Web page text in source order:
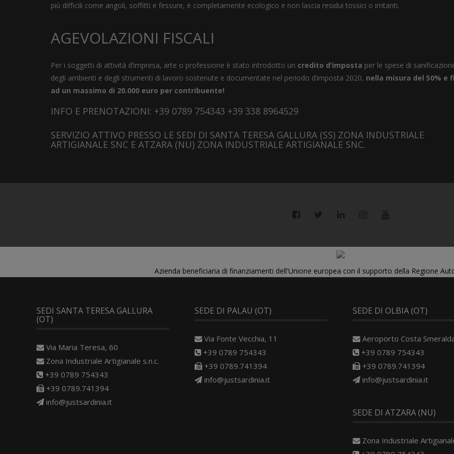
più difficili come angoli, soffitti e fessure, è completamente ecologico e non lascia residui tossici o irritanti.
AGEVOLAZIONI FISCALI
Per i soggetti di attività d’impresa, arte o professione è stato introdotto un credito d’imposta per le spese di
degli ambienti e degli strumenti di lavoro sostenute e documentate nel periodo d’imposta 2020, nella misura del 50% e
ad un massimo di 20.000 euro per contribuente!
INFO E PRENOTAZIONI: +39 0789 754343 +39 338 8964529
SERVIZIO ATTIVO PRESSO LE SEDI DI SANTA TERESA GALLURA (SS) ZONA INDUSTRIALE
ARTIGIANALE SNC E ATZARA (NU) ZONA INDUSTRIALE ARTIGIANALE SNC.
Azienda beneficiaria di finanziamenti dell'Unione europea con il supporto della Regione
SEDI SANTA TERESA GALLURA
(OT)
Via Maria Teresa, 60
Zona Industriale Artigianale s.n.c.
+39 0789 754343
+39 0789.741394
info@justsardinia.it
SEDE DI PALAU (OT)
Via Fonte Vecchia, 11
+39 0789 754343
+39 0789.741394
info@justsardinia.it
SEDE DI OLBIA (OT)
Aeroporto Costa
+39 0789 754343
+39 0789.741394
info@justsardinia.it
SEDE DI ATZARA (NU)
Zona Industriale